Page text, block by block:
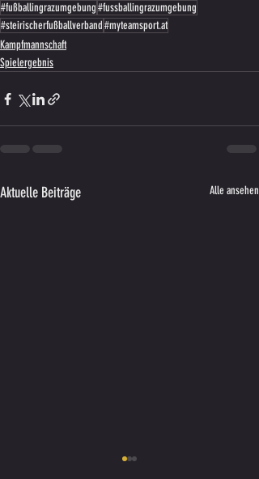
#fußballingrazumgebung#fussballingrazumgebung
#steirischerfußballverband#myteamsport.at
Kampfmannschaft
Spielergebnis
Aktuelle Beiträge Alle ansehen